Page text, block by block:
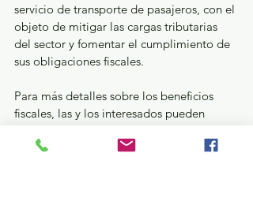
servicio de transporte de pasajeros, con el
objeto de mitigar las cargas tributarias
del sector y fomentar el cumplimiento de
sus obligaciones fiscales.
Para más detalles sobre los beneficios
fiscales, las y los interesados pueden
Oficial “Gaceta de Gobierno”